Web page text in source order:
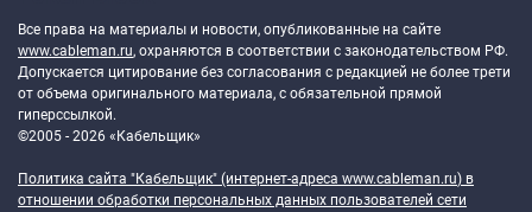
Все права на материалы и новости, опубликованные на сайте
www.cableman.ru, охраняются в соответствии с законодательством РФ.
Допускается цитирование без согласования с редакцией не более трети
от объема оригинального материала, с обязательной прямой
гиперссылкой.
©2005 - 2026 «Кабельщик»
Политика сайта "Кабельщик" (интернет-адреса www.cableman.ru) в
отношении обработки персональных данных пользователей сети